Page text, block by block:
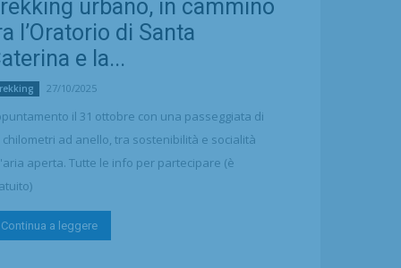
urbano, in cammino
l’Oratorio di Santa
e la...
27/10/2025
il 31 ottobre con una passeggiata di
chilometri ad anello, tra sostenibilità e socialità
aperta. Tutte le info per partecipare (è
Continua a leggere